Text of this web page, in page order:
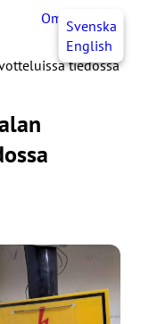
OmaJHLSvenska
English
tiedossa